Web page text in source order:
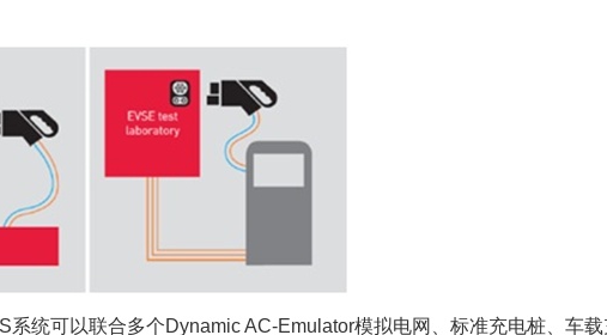
系统可以联合多个Dynamic AC-Emulator模拟电网、标准充电桩、车